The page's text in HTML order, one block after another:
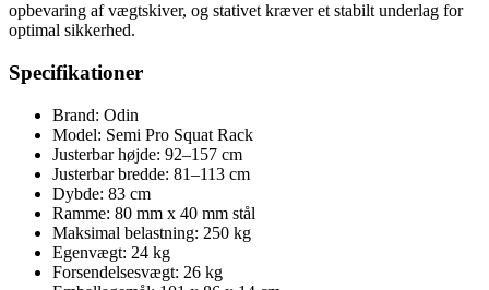
opbevaring af vægtskiver, og stativet kræver et stabilt underlag for
optimal sikkerhed.
Specifikationer
Brand: Odin
Model: Semi Pro Squat Rack
Justerbar højde: 92–157 cm
Justerbar bredde: 81–113 cm
Dybde: 83 cm
Ramme: 80 mm x 40 mm stål
Maksimal belastning: 250 kg
Egenvægt: 24 kg
Forsendelsesvægt: 26 kg